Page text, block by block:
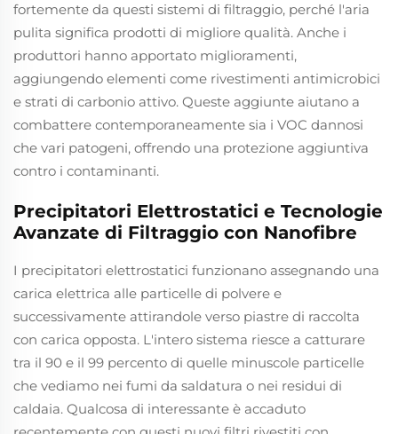
fortemente da questi sistemi di filtraggio, perché l'aria
pulita significa prodotti di migliore qualità. Anche i
produttori hanno apportato miglioramenti,
aggiungendo elementi come rivestimenti antimicrobici
e strati di carbonio attivo. Queste aggiunte aiutano a
combattere contemporaneamente sia i VOC dannosi
che vari patogeni, offrendo una protezione aggiuntiva
contro i contaminanti.
Precipitatori Elettrostatici e Tecnologie
Avanzate di Filtraggio con Nanofibre
I precipitatori elettrostatici funzionano assegnando una
carica elettrica alle particelle di polvere e
successivamente attirandole verso piastre di raccolta
con carica opposta. L'intero sistema riesce a catturare
tra il 90 e il 99 percento di quelle minuscole particelle
che vediamo nei fumi da saldatura o nei residui di
caldaia. Qualcosa di interessante è accaduto